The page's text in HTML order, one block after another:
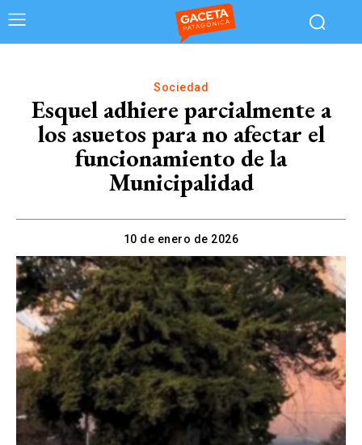
Sociedad
Esquel adhiere parcialmente a
los asuetos para no afectar el
funcionamiento de la
Municipalidad
10 de enero de 2026